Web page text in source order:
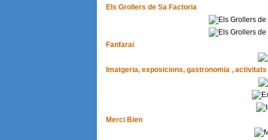
Els Grollers de Sa Factoria
Fanfaraï
Imatgeria, exposicions, gastronomia , activitats
Merci Bien